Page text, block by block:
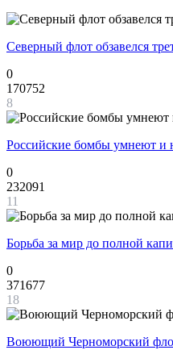
Северный флот обзавелся
0
170752
8
Российские бомбы умнеют и
0
232091
11
Борьба за мир до полной
0
371677
18
Воюющий Черноморский